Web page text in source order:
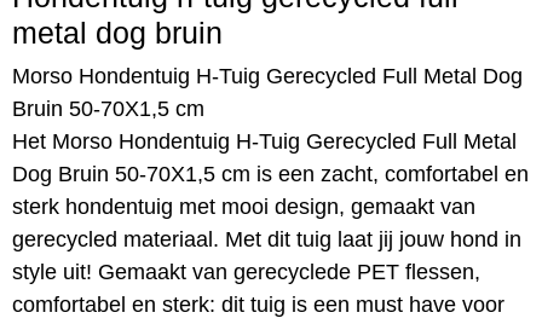
metal dog bruin
Morso Hondentuig H-Tuig Gerecycled Full Metal Dog
Bruin 50-70X1,5 cm
Het Morso Hondentuig H-Tuig Gerecycled Full Metal
Dog Bruin 50-70X1,5 cm is een zacht, comfortabel en
sterk hondentuig met mooi design, gemaakt van
gerecycled materiaal. Met dit tuig laat jij jouw hond in
style uit! Gemaakt van gerecyclede PET flessen,
comfortabel en sterk: dit tuig is een must have voor